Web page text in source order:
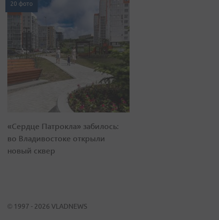
20 фото
«Сердце Патрокла» забилось:
во Владивостоке открыли
новый сквер
© 1997 - 2026 VLADNEWS